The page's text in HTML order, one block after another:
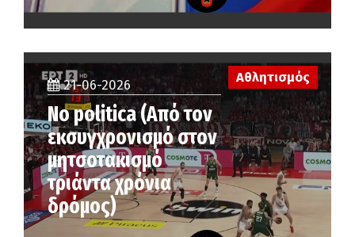
21-06-2026
No politica (Από τον
εκσυγχρονισμό στον
μητσοτακισμό
τριάντα χρόνια
δρόμος)
Αθλητισμός